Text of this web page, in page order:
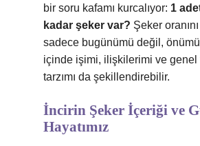
bir soru kafamı kurcalıyor: 1
kadar şeker var? Şeker
sadece bugünümü değil,
içinde işimi, ilişkilerimi ve genel
tarzımı da şekillendirebilir.
İncirin Şeker İçeriği ve
Hayatımız